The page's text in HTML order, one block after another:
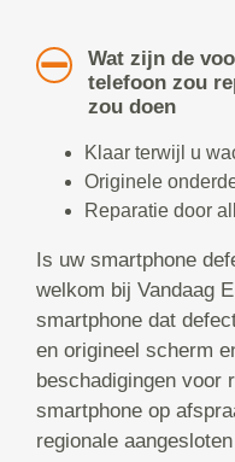
Wat zijn de
telefoon zou
zou doen
Klaar terwijl u
Originele
Reparatie door
Is uw smartphone
welkom bij Vandaag
smartphone dat
en origineel scherm
beschadigingen voor
smartphone op
regionale